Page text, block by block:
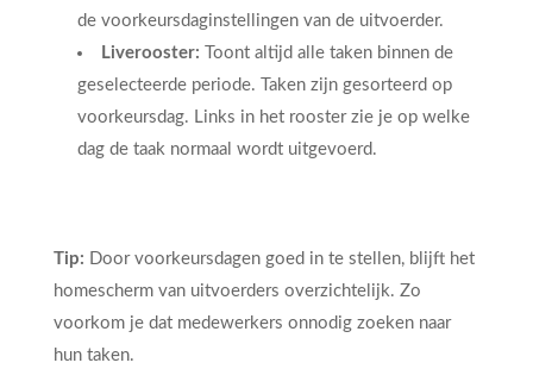
de voorkeursdaginstellingen van de uitvoerder.
Liverooster: Toont altijd alle taken binnen de
geselecteerde periode. Taken zijn gesorteerd op
voorkeursdag. Links in het rooster zie je op welke
dag de taak normaal wordt uitgevoerd.
Tip: Door voorkeursdagen goed in te stellen, blijft het
homescherm van uitvoerders overzichtelijk. Zo
voorkom je dat medewerkers onnodig zoeken naar
hun taken.